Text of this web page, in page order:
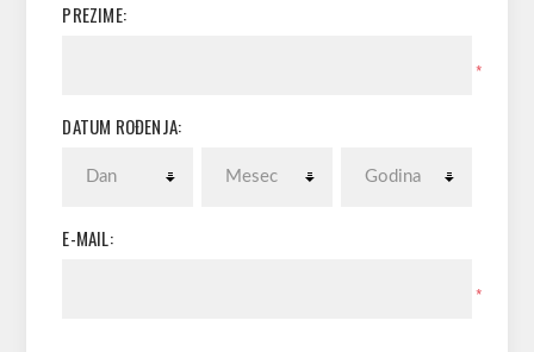
PREZIME:
*
DATUM ROĐENJA:
E-MAIL:
*